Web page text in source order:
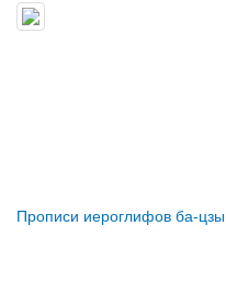
Прописи иероглифов ба-цзы